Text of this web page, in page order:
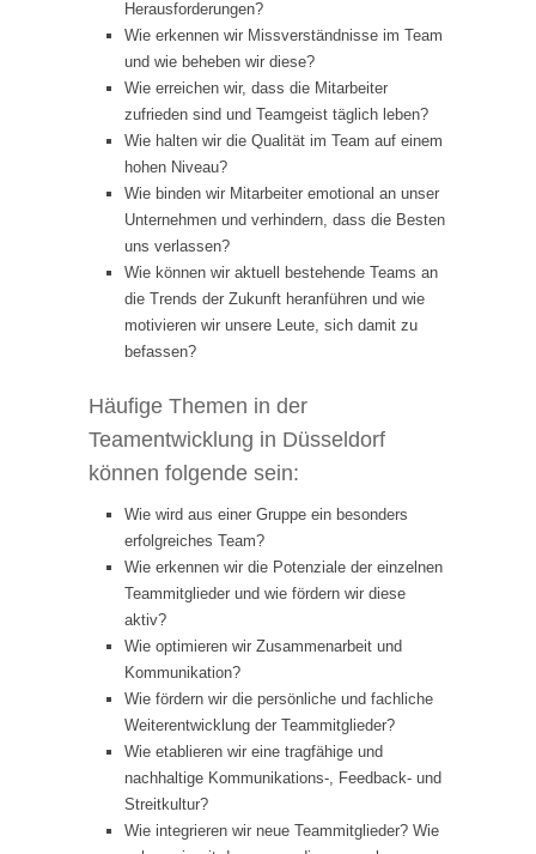
Herausforderungen?
Wie erkennen wir Missverständnisse im Team
und wie beheben wir diese?
Wie erreichen wir, dass die Mitarbeiter
zufrieden sind und Teamgeist täglich leben?
Wie halten wir die Qualität im Team auf einem
hohen Niveau?
Wie binden wir Mitarbeiter emotional an unser
Unternehmen und verhindern, dass die Besten
uns verlassen?
Wie können wir aktuell bestehende Teams an
die Trends der Zukunft heranführen und wie
motivieren wir unsere Leute, sich damit zu
befassen?
Häufige Themen in der
Teamentwicklung in Düsseldorf
können folgende sein:
Wie wird aus einer Gruppe ein besonders
erfolgreiches Team?
Wie erkennen wir die Potenziale der einzelnen
Teammitglieder und wie fördern wir diese
aktiv?
Wie optimieren wir Zusammenarbeit und
Kommunikation?
Wie fördern wir die persönliche und fachliche
Weiterentwicklung der Teammitglieder?
Wie etablieren wir eine tragfähige und
nachhaltige Kommunikations-, Feedback- und
Streitkultur?
Wie integrieren wir neue Teammitglieder? Wie